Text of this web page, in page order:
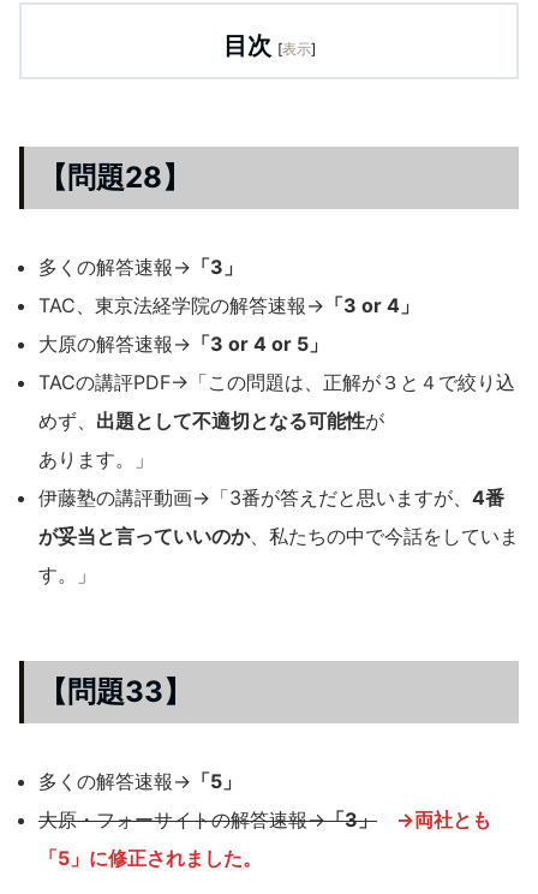
目次 [表示]
【問題28】
多くの解答速報→ 「3」
TAC、東京法経学院の解答速報→ 「3 or 4」
大原の解答速報→ 「3 or 4 or 5」
TACの講評PDF→「この問題は、正解が３と４で絞り込
めず、 出題として不適切となる可能性が
あります。」
伊藤塾の講評動画→「3番が答えだと思いますが、 4番
が妥当と言っていいのか、私たちの中で今話をしていま
す。」
【問題33】
多くの解答速報→ 「5」
大原・フォーサイトの解答速報→「3」
→両社とも
「5」に修正されました。